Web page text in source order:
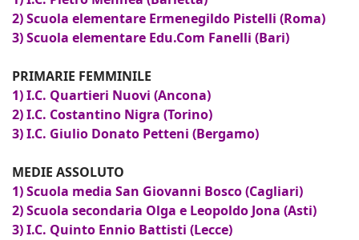
2) Scuola elementare Ermenegildo Pistelli (Roma)
3) Scuola elementare Edu.Com Fanelli (Bari)
PRIMARIE FEMMINILE
1) I.C. Quartieri Nuovi (Ancona)
2) I.C. Costantino Nigra (Torino)
3) I.C. Giulio Donato Petteni (Bergamo)
MEDIE ASSOLUTO
1) Scuola media San Giovanni Bosco (Cagliari)
2) Scuola secondaria Olga e Leopoldo Jona (Asti)
3) I.C. Quinto Ennio Battisti (Lecce)